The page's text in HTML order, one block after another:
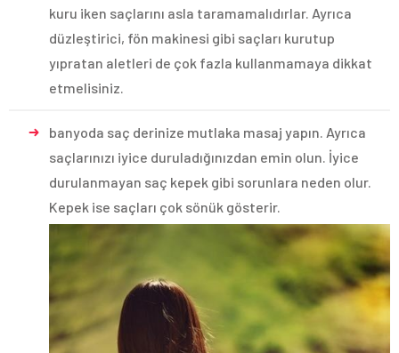
kuru iken saçlarını asla taramamalıdırlar. Ayrıca
düzleştirici, fön makinesi gibi saçları kurutup
yıpratan aletleri de çok fazla kullanmamaya dikkat
etmelisiniz.
banyoda saç derinize mutlaka masaj yapın. Ayrıca
saçlarınızı iyice duruladığınızdan emin olun. İyice
durulanmayan saç kepek gibi sorunlara neden olur.
Kepek ise saçları çok sönük gösterir.